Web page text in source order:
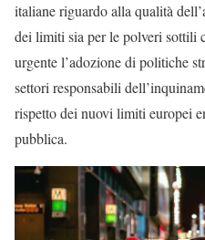
italiane riguardo alla qualità
dei limiti sia per le polveri sottili
urgente l’adozione di politiche
settori responsabili
rispetto dei nuovi limiti europei
pubblica.